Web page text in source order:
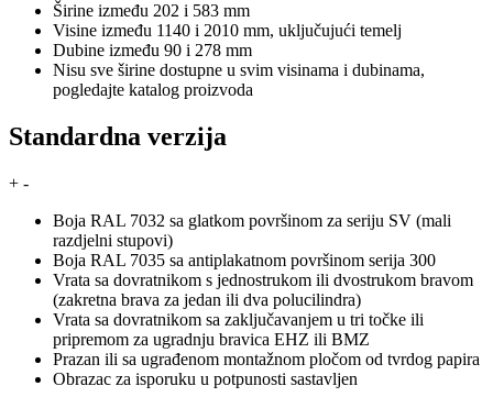
Širine između 202 i 583 mm
Visine između 1140 i 2010 mm, uključujući temelj
Dubine između 90 i 278 mm
Nisu sve širine dostupne u svim visinama i dubinama,
pogledajte katalog proizvoda
Standardna verzija
+ -
Boja RAL 7032 sa glatkom površinom za seriju SV (mali
razdjelni stupovi)
Boja RAL 7035 sa antiplakatnom površinom serija 300
Vrata sa dovratnikom s jednostrukom ili dvostrukom bravom
(zakretna brava za jedan ili dva polucilindra)
Vrata sa dovratnikom sa zaključavanjem u tri točke ili
pripremom za ugradnju bravica EHZ ili BMZ
Prazan ili sa ugrađenom montažnom pločom od tvrdog papira
Obrazac za isporuku u potpunosti sastavljen